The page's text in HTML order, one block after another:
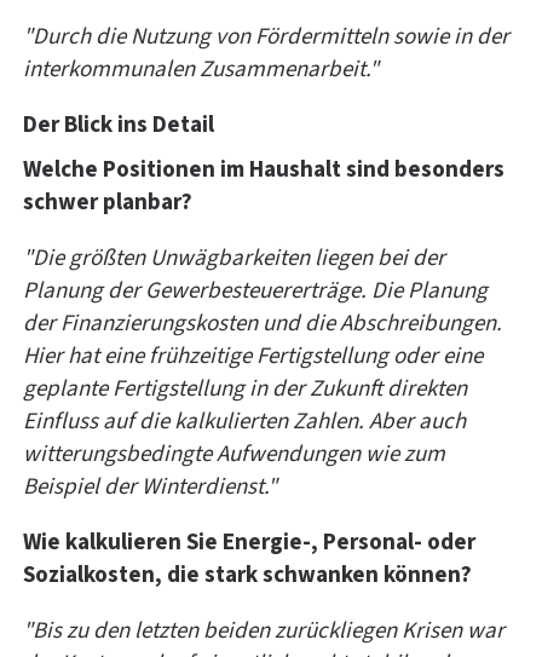
"Durch die Nutzung von Fördermitteln sowie in der
interkommunalen Zusammenarbeit."
Der Blick ins Detail
Welche Positionen im Haushalt sind besonders
schwer planbar?
"Die größten Unwägbarkeiten liegen bei der
Planung der Gewerbesteuererträge. Die Planung
der Finanzierungskosten und die Abschreibungen.
Hier hat eine frühzeitige Fertigstellung oder eine
geplante Fertigstellung in der Zukunft direkten
Einfluss auf die kalkulierten Zahlen. Aber auch
witterungsbedingte Aufwendungen wie zum
Beispiel der Winterdienst."
Wie kalkulieren Sie Energie-, Personal- oder
Sozialkosten, die stark schwanken können?
"Bis zu den letzten beiden zurückliegen Krisen war